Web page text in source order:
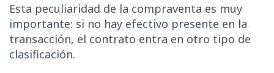
Esta peculiaridad de la compraventa es muy
importante: si no hay efectivo presente en la
transacción, el contrato entra en otro tipo de
clasificación.